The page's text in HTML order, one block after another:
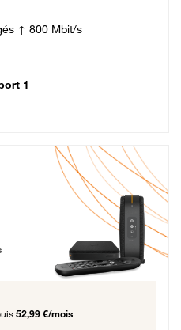
↑ 800 Mbit/s
1
57,99 € par mois, Engagement 12 mois
52,99 €/mois